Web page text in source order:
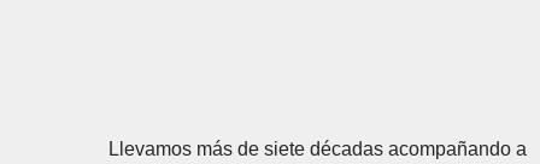
Llevamos más de siete décadas acompañando a